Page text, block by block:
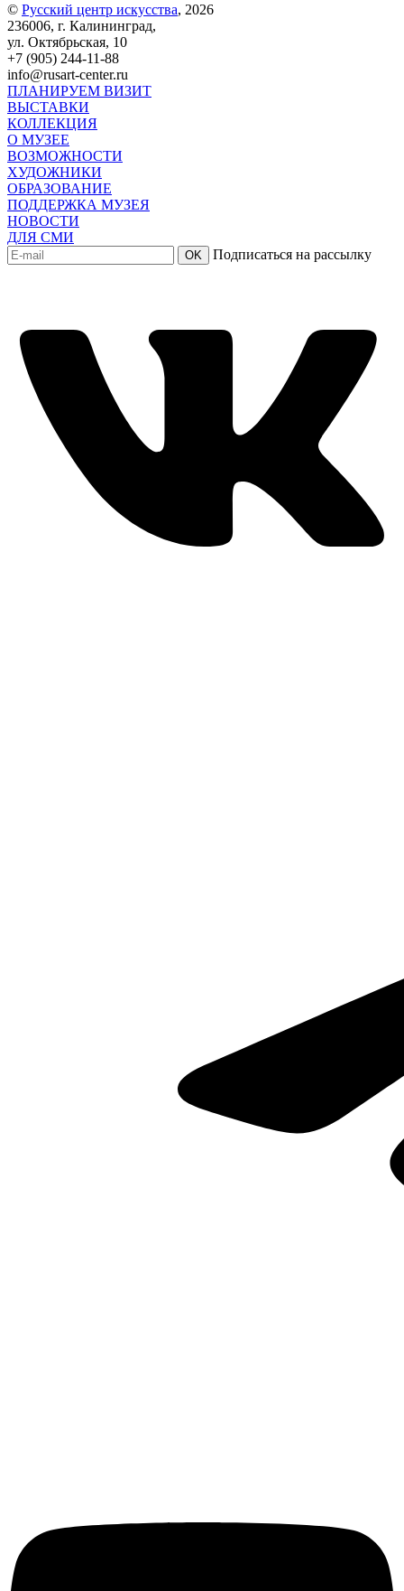
© Русский центр искусства, 2026
236006, г. Калининград,
ул. Октябрьская, 10
+7 (905) 244-11-88
info@rusart-center.ru
ПЛАНИРУЕМ ВИЗИТ
ВЫСТАВКИ
КОЛЛЕКЦИЯ
О МУЗЕЕ
ВОЗМОЖНОСТИ
ХУДОЖНИКИ
ОБРАЗОВАНИЕ
ПОДДЕРЖКА МУЗЕЯ
НОВОСТИ
ДЛЯ СМИ
OK Подписаться на рассылку